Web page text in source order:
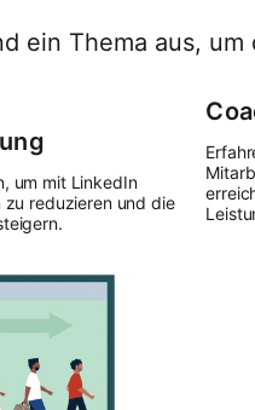
ein Thema aus,
um mit LinkedIn
reduzieren und die